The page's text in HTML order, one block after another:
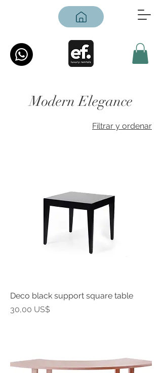
Modern Elegance
Filtrar y ordenar
Deco black support square table
Precio
30,00 US$